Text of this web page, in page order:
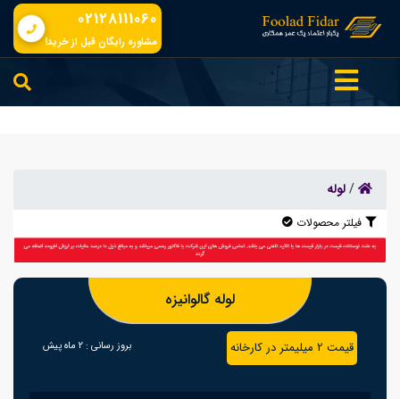
02128111060
مشاوره رایگان قبل از خرید!
/لوله
فیلتر محصولات
لوله گالوانیزه
قیمت 2 میلیمتر در کارخانه بروز رسانی : 2 ماه پیش